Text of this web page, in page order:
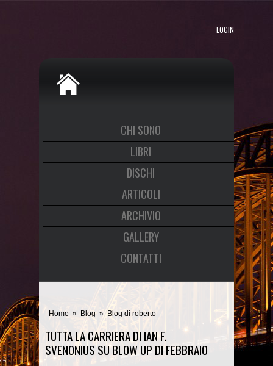
LOGIN
CHI SONO
LIBRI
DISCHI
ARTICOLI
ARCHIVIO
GALLERY
CONTATTI
Home » Blog » Blog di roberto
TUTTA LA CARRIERA DI IAN F.
SVENONIUS SU BLOW UP DI FEBBRAIO